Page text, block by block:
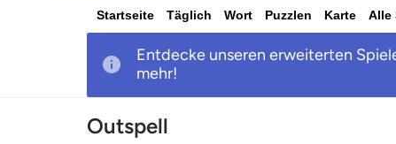
Startseite Täglich Wort Puzzlen Karte Alle
Entdecke unseren erweiterten
mehr!
Outspell